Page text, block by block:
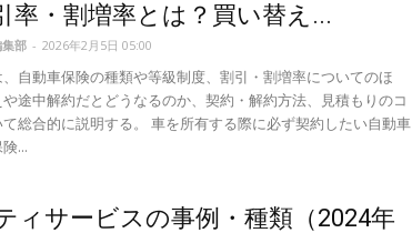
ボ
率・割増率とは？買い替え...
部 - 2026年2月5日 05:00
自動車保険の種類や等級制度、割引・割増率についてのほ
途中解約だとどうなるのか、契約・解約方法、見積もりのコ
総合的に説明する。 車を所有する際に必ず契約したい自動車
...
ィサービスの事例・種類（2024年